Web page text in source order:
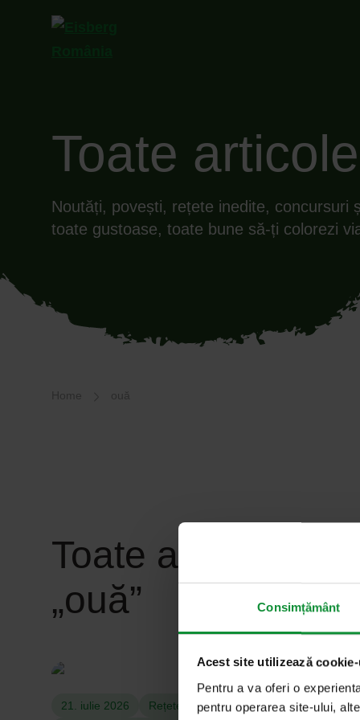
Consimțământ
Acest site utilizează
Pentru a va oferi o
pentru operarea site-ului,
Toate
Noutăți, povești, rețete inedite, concursuri
toate gustoase, toate bune să-ți colorezi
Toate articolele
„ouă”
21. iulie 2026
Rețete